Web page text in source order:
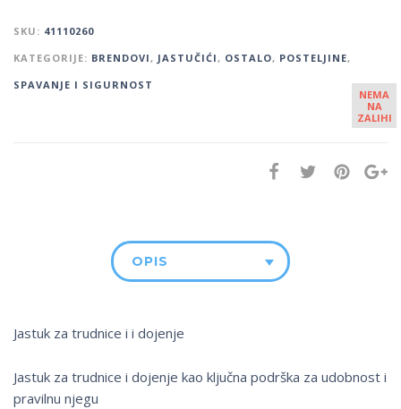
SKU: 41110260
KATEGORIJE: BRENDOVI, JASTUČIĆI, OSTALO, POSTELJINE,
SPAVANJE I SIGURNOST
NEMA
NA
ZALIHI
OPIS
Jastuk za trudnice i i dojenje
Jastuk za trudnice i dojenje kao ključna podrška za udobnost i
pravilnu njegu